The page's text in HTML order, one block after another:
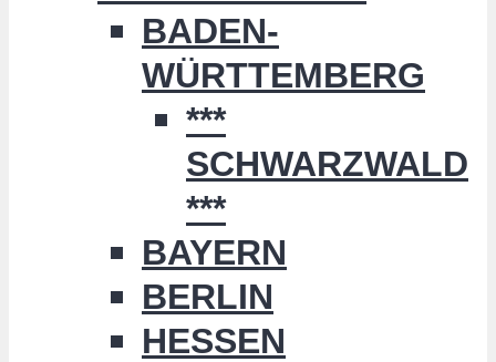
BADEN-
WÜRTTEMBERG
***
SCHWARZWALD
***
BAYERN
BERLIN
HESSEN